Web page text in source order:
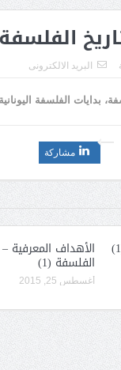
الفلسفة
البريد الالكترونى
بدايات الفلسفة
مشاركة
الأهداف المعرفية –
الفلسفة (1)
أغسطس 25, 2015